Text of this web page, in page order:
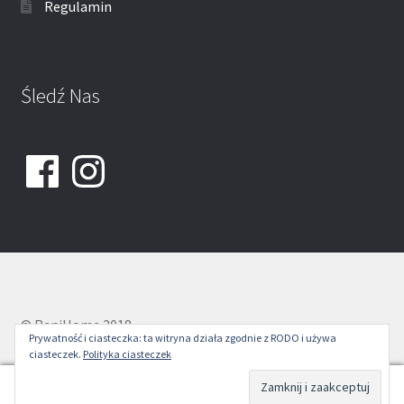
Regulamin
Śledź Nas
FacebookInstagram
© ReniHome 2018
0
Prywatność i ciasteczka: ta witryna działa zgodnie z RODO i używa
ciasteczek. Polityka ciasteczek